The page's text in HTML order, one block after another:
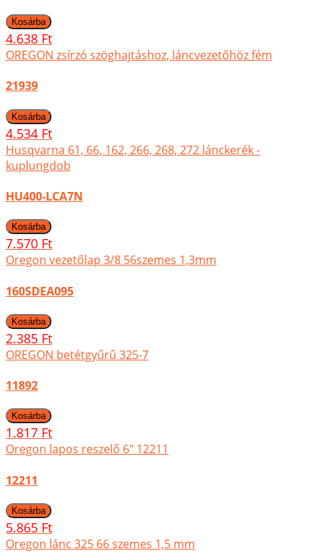
4.638 Ft
OREGON zsírzó szöghajtáshoz, láncvezetőhöz fém
21939
4.534 Ft
Husqvarna 61, 66, 162, 266, 268, 272 lánckerék -
kuplungdob
HU400-LCA7N
7.570 Ft
Oregon vezetőlap 3/8 56szemes 1,3mm
160SDEA095
2.385 Ft
OREGON betétgyűrű 325-7
11892
1.817 Ft
Oregon lapos reszelő 6" 12211
12211
5.865 Ft
Oregon lánc 325 66 szemes 1,5 mm